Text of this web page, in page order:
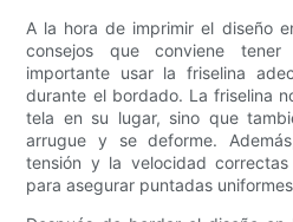
A la hora de imprimir el diseño
consejos que conviene
importante usar la friselina
durante el bordado. La friselina
tela en su lugar, sino que
arrugue y se deforme.
tensión y la velocidad
para asegurar puntadas